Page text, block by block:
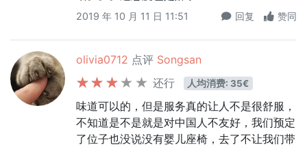
2019 年 10 月 11 日 11:51 回复 赞同
olivia0712 点评 Songsan
还行
人均消费: 35€
味道可以的，但是服务真的让人不是很舒服，
不知道是不是就是对中国人不友好，我们预定
了位子也没说没有婴儿座椅，去了不让我们带